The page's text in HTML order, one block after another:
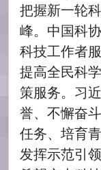
把握新一轮
峰。中国科
科技工作者
提高全民科
策服务。习
誉、不懈奋
任务、培育
发挥示范引领